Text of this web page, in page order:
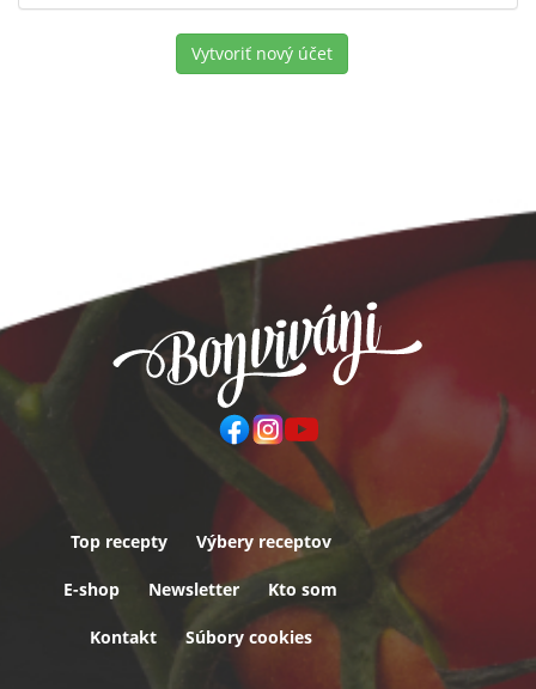
Vytvoriť nový účet
Päta
Top recepty Výbery receptov
E-shop Newsletter Kto som
Kontakt Súbory cookies